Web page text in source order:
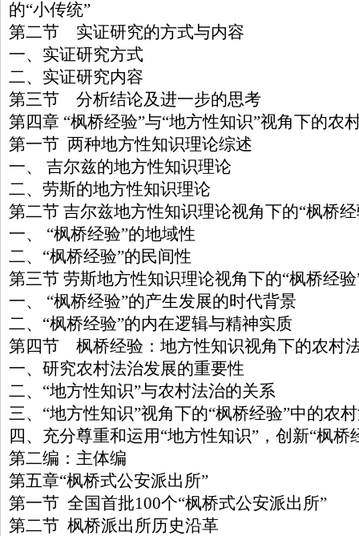
的“小传统”
第二节 实证研究的方式与内容
一、实证研究方式
二、实证研究内容
第三节 分析结论及进一步的思考
第四章 “枫桥经验”与“地方性知识”视角下的农
第一节 两种地方性知识理论综述
一、 吉尔兹的地方性知识理论
二、劳斯的地方性知识理论
第二节 吉尔兹地方性知识理论视角下的“枫桥
一、 “枫桥经验”的地域性
二、“枫桥经验”的民间性
第三节 劳斯地方性知识理论视角下的“枫桥经验
一、 “枫桥经验”的产生发展的时代背景
二、“枫桥经验”的内在逻辑与精神实质
第四节 枫桥经验：地方性知识视角下的农村
一、研究农村法治发展的重要性
二、“地方性知识”与农村法治的关系
三、“地方性知识”视角下的“枫桥经验”中的农
四、充分尊重和运用“地方性知识”，创新“枫
第二编：主体编
第五章“枫桥式公安派出所”
第一节 全国首批100个“枫桥式公安派出所”
第二节 枫桥派出所历史沿革